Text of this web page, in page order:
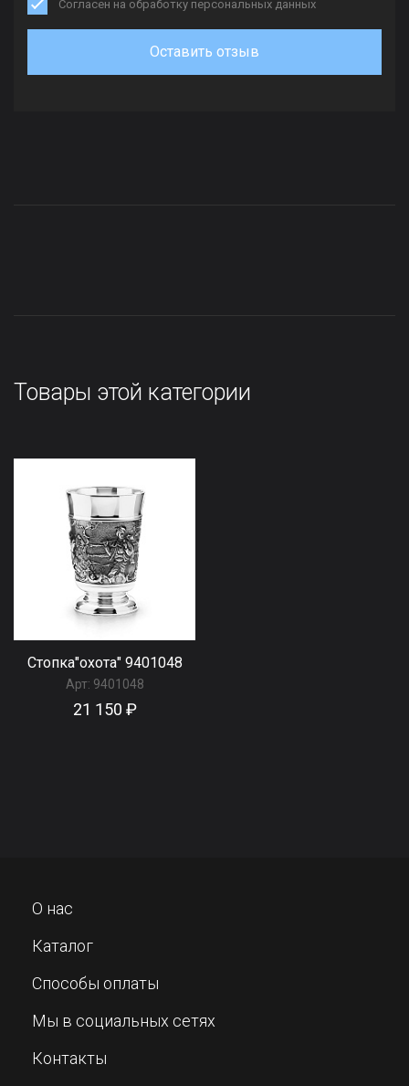
Согласен на обработку персональных данных
Оставить отзыв
Товары этой категории
Стопка"охота" 9401048
Арт: 9401048
21 150 ₽
О нас
Каталог
Способы оплаты
Мы в социальных сетях
Контакты